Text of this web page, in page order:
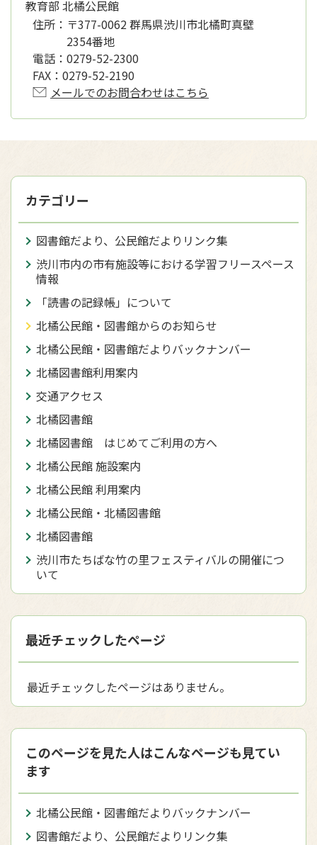
教育部 北橘公民館
住所： 〒377-0062 群馬県渋川市北橘町真壁
2354番地
電話： 0279-52-2300
FAX： 0279-52-2190
メールでのお問合わせはこちら
カテゴリー
図書館だより、公民館だよりリンク集
渋川市内の市有施設等における学習フリースペース
情報
「読書の記録帳」について
北橘公民館・図書館からのお知らせ
北橘公民館・図書館だよりバックナンバー
北橘図書館利用案内
交通アクセス
北橘図書館
北橘図書館 はじめてご利用の方へ
北橘公民館 施設案内
北橘公民館 利用案内
北橘公民館・北橘図書館
北橘図書館
渋川市たちばな竹の里フェスティバルの開催につ
いて
最近チェックしたページ
最近チェックしたページはありません。
このページを見た人はこんなページも見てい
ます
北橘公民館・図書館だよりバックナンバー
図書館だより、公民館だよりリンク集